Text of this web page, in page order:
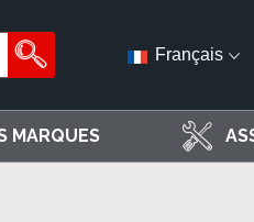
Français
MARQUES